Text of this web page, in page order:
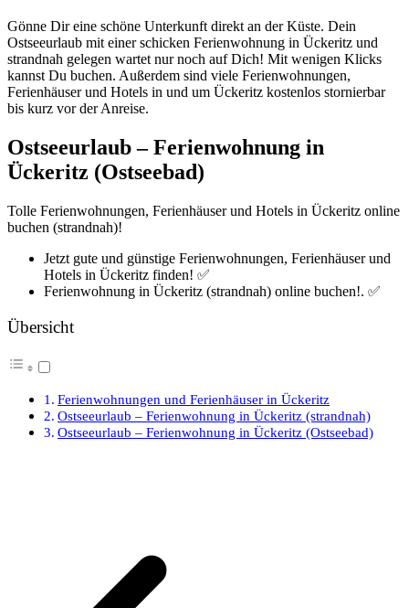
Gönne Dir eine schöne Unterkunft direkt an der Küste. Dein
Ostseeurlaub mit einer schicken Ferienwohnung in Ückeritz und
strandnah gelegen wartet nur noch auf Dich! Mit wenigen Klicks
kannst Du buchen. Außerdem sind viele Ferienwohnungen,
Ferienhäuser und Hotels in und um Ückeritz kostenlos stornierbar
bis kurz vor der Anreise.
Ostseeurlaub – Ferienwohnung in
Ückeritz (Ostseebad)
Tolle Ferienwohnungen, Ferienhäuser und Hotels in Ückeritz online
buchen (strandnah)!
Jetzt gute und günstige Ferienwohnungen, Ferienhäuser und
Hotels in Ückeritz finden! ✅
Ferienwohnung in Ückeritz (strandnah) online buchen!. ✅
Übersicht
Ferienwohnungen und Ferienhäuser in Ückeritz
Ostseeurlaub – Ferienwohnung in Ückeritz (strandnah)
Ostseeurlaub – Ferienwohnung in Ückeritz (Ostseebad)